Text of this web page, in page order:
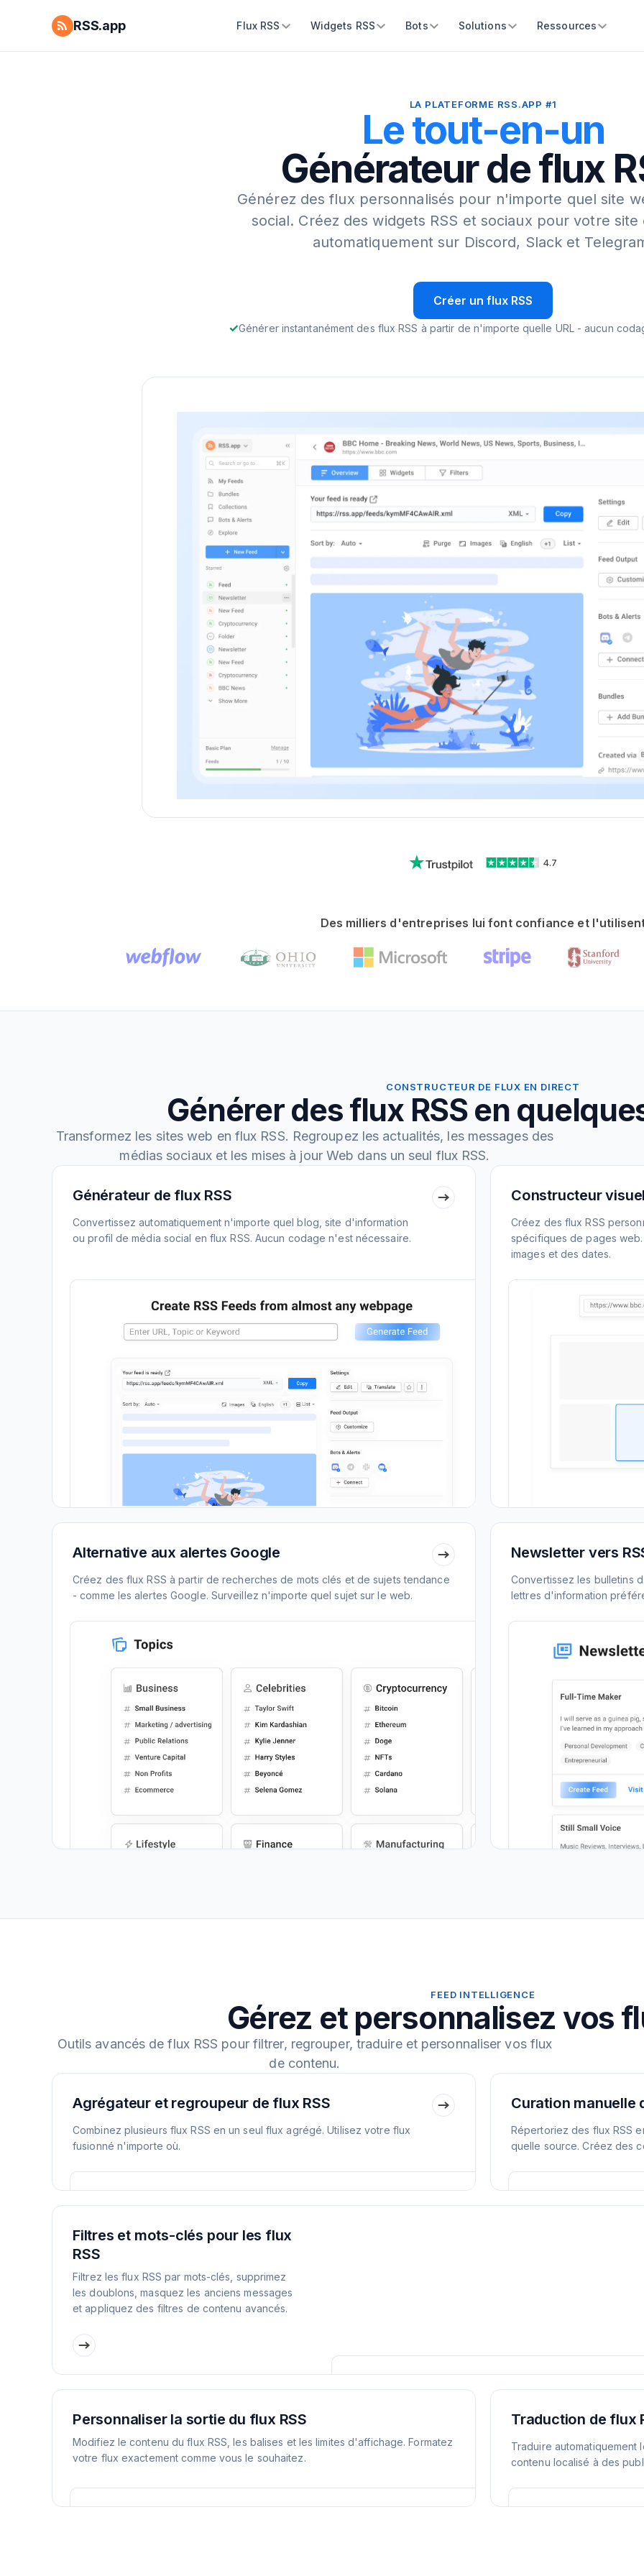
RSS.app Flux RSS Widgets RSS Bots Solutions Ressources
LA PLATEFORME RSS.APP #1
Le tout-en-un
Générateur de flux
Générez des flux personnalisés pour n'importe quel site
social. Créez des widgets RSS et sociaux pour votre
automatiquement sur Discord, Slack et
Créer un flux RSS
Générer instantanément des flux RSS à partir de n'importe quelle URL - aucun
4.7
Des milliers d'entreprises lui font confiance et
CONSTRUCTEUR DE FLUX EN DIRECT
Générer des flux RSS en
Transformez les sites web en flux RSS. Regroupez les actualités, les messages des
médias sociaux et les mises à jour Web dans un seul flux RSS.
Générateur de flux RSS
Convertissez automatiquement n'importe quel blog, site d'information
ou profil de média social en flux RSS. Aucun codage n'est nécessaire.
Constructeur
Créez des flux RSS
spécifiques de pages
images et des dates.
Alternative aux alertes Google
Créez des flux RSS à partir de recherches de mots clés et de sujets tendance
- comme les alertes Google. Surveillez n'importe quel sujet sur le web.
Newsletter vers
Convertissez les bulletins
lettres d'information
FEED INTELLIGENCE
Gérez et personnalisez vos
Outils avancés de flux RSS pour filtrer, regrouper, traduire et personnaliser vos flux
de contenu.
Agrégateur et regroupeur de flux RSS
Combinez plusieurs flux RSS en un seul flux agrégé. Utilisez votre flux
fusionné n'importe où.
Curation manuelle
Répertoriez des flux RSS
quelle source. Créez des
Filtres et mots-clés pour les flux
RSS
Filtrez les flux RSS par mots-clés, supprimez
les doublons, masquez les anciens messages
et appliquez des filtres de contenu avancés.
Personnaliser la sortie du flux RSS
Modifiez le contenu du flux RSS, les balises et les limites d'affichage. Formatez
votre flux exactement comme vous le souhaitez.
Traduction de flux
Traduire automatiquement
contenu localisé à des